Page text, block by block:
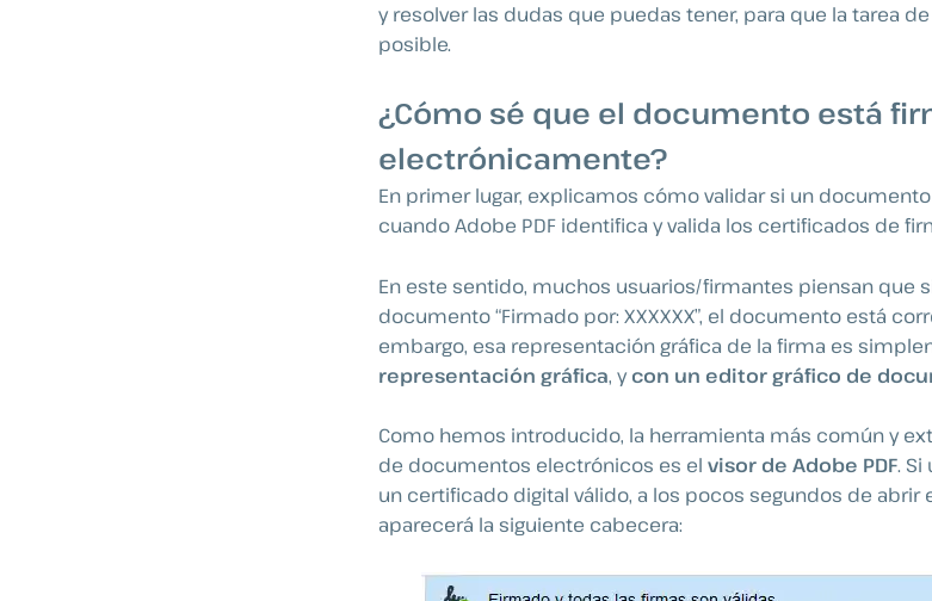
y resolver las dudas que puedas tener, para que la tarea
posible.
¿Cómo sé que el documento está
electrónicamente?
En primer lugar, explicamos cómo validar si un
cuando Adobe PDF identifica y valida los certificados de
En este sentido, muchos usuarios/firmantes piensan que
documento “Firmado por: XXXXXX”, el documento está
embargo, esa representación gráfica de la firma es
representación gráfica, ycon un editor gráfico de
Como hemos introducido, la herramienta más común y
de documentos electrónicos es el visor de Adobe PDF.
un certificado digital válido, a los pocos segundos de
aparecerá la siguiente cabecera: